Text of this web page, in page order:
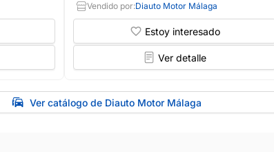
Vendido por:Diauto Motor Málaga
Estoy interesado
Ver detalle
Ver catálogo de Diauto Motor Málaga